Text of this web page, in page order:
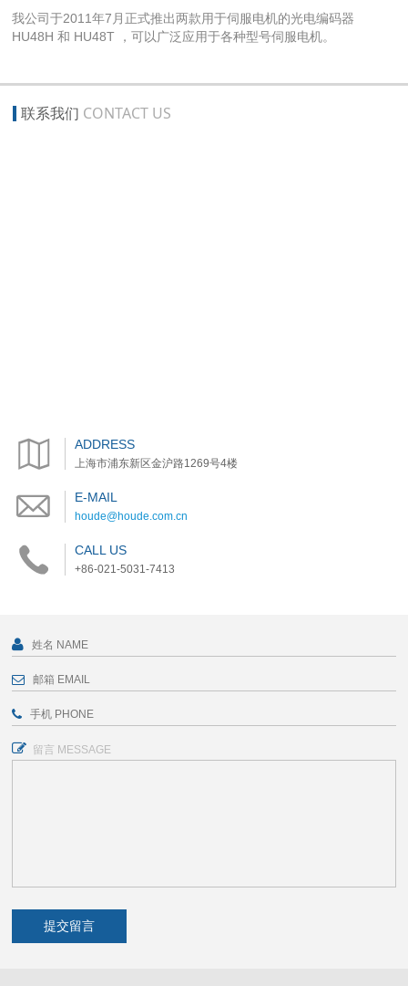
我公司于2011年7月正式推出两款用于伺服电机的光电编码器
HU48H 和 HU48T ，可以广泛应用于各种型号伺服电机。
联系我们 CONTACT US
ADDRESS
上海市浦东新区金沪路1269号4楼
E-MAIL
houde@houde.com.cn
CALL US
+86-021-5031-7413
留言 MESSAGE
提交留言